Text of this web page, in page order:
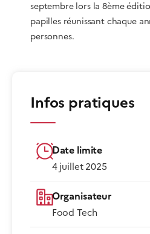
septembre lors la 8ème
papilles réunissant chaque
personnes.
Infos pratiques
Date limite
4 juillet 2025
Organisateur
Food Tech